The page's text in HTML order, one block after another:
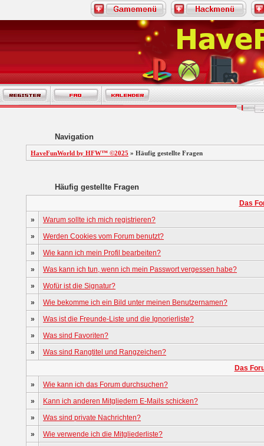
Navigation
HaveFunWorld by HFW™ ©2025 » Häufig gestellte Fragen
Häufig gestellte Fragen
Das
»
Warum sollte ich mich registrieren?
»
Werden Cookies vom Forum benutzt?
»
Wie kann ich mein Profil bearbeiten?
»
Was kann ich tun, wenn ich mein Passwort vergessen habe?
»
Wofür ist die Signatur?
»
Wie bekomme ich ein Bild unter meinen Benutzernamen?
»
Was ist die Freunde-Liste und die Ignorierliste?
»
Was sind Favoriten?
»
Was sind Rangtitel und Rangzeichen?
Das
»
Wie kann ich das Forum durchsuchen?
»
Kann ich anderen Mitgliedern E-Mails schicken?
»
Was sind private Nachrichten?
»
Wie verwende ich die Mitgliederliste?